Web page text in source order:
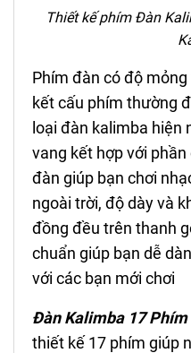
Thiết kế phím Đàn
Phím đàn có độ
kết cấu phím thường
loại đàn kalimba hiện
vang kết hợp với
đàn giúp bạn chơi
ngoài trời, độ dày và
đồng đều trên thanh
chuẩn giúp bạn dễ
với các bạn mới chơi
Đàn Kalimba 17 Phím
thiết kế 17 phím giúp